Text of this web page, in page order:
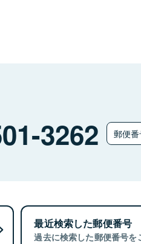
3262 郵便
最近検索した郵便番号
過去に検索した郵便番号を